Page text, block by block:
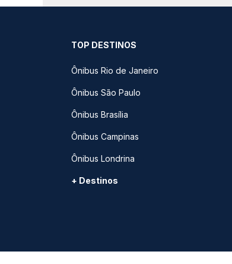
TOP DESTINOS
Ônibus Rio de Janeiro
Ônibus São Paulo
Ônibus Brasília
Ônibus Campinas
Ônibus Londrina
+ Destinos